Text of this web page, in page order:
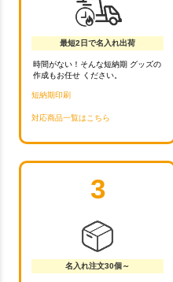
最短2日で名入れ出荷
時間がない！そんな短納期 グッズの
作成もお任せ ください。
短納期印刷
対応商品一覧はこちら
3
名入れ注文30個～